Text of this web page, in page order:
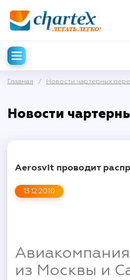
Главная / Новости чартерных
Новости
13.12.2010
Aerosvit проводит
из Москвы и